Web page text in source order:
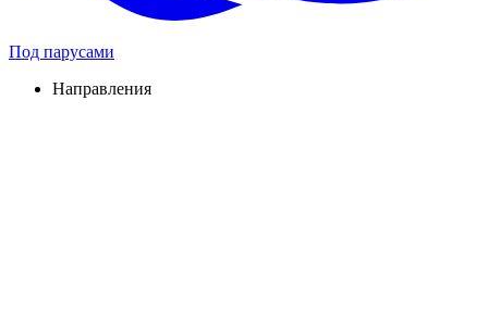
Под парусами
Направления